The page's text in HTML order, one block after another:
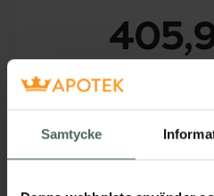
Samtycke
Köp via ditt